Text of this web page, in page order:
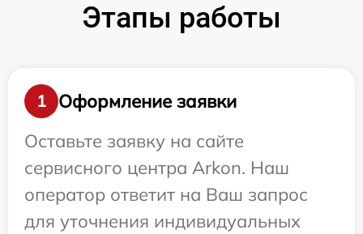
Этапы работы
1
Оформление заявки
Оставьте заявку на сайте
сервисного центра Arkon. Наш
оператор ответит на Ваш запрос
для уточнения индивидуальных